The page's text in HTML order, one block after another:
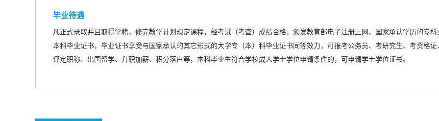
毕业待遇
凡正式录取并且取得学籍，修完教学计划规定课程，经考试（考查）成绩合格，颁发教育部电子注册上网、国家承认学历的专科
本科毕业证书，毕业证书享受与国家承认的其它形式的大学专（本）科毕业证书同等效力，可报考公务员、考研究生、考资格证
评定职称、出国留学、升职加薪、积分落户等，本科毕业生符合学校成人学士学位申请条件的，可申请学士学位证书。